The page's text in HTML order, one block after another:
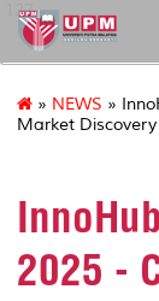
127
» NEWS »
Market
2025 -